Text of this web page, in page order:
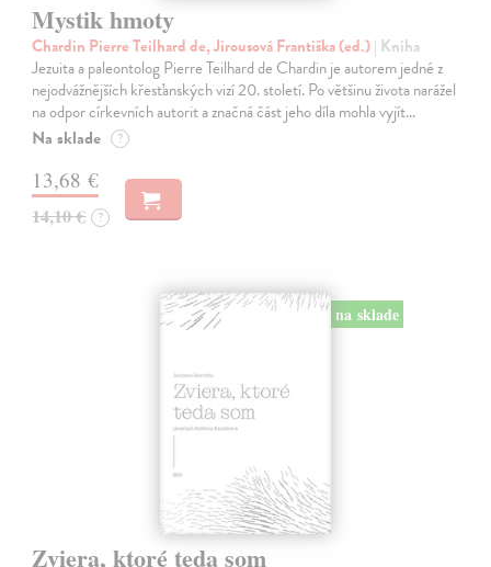
Mystik hmoty
Chardin Pierre Teilhard de, Jirousová Františka (ed.)| Kniha
Jezuita a paleontolog Pierre Teilhard de Chardin je autorem jedné z
nejodvážnějších křesťanských vizí 20. století. Po většinu života narážel
na odpor církevních autorit a značná část jeho díla mohla vyjít…
Na sklade ?
13,68 €
14,10 € ?
na sklade
Zviera, ktoré teda som